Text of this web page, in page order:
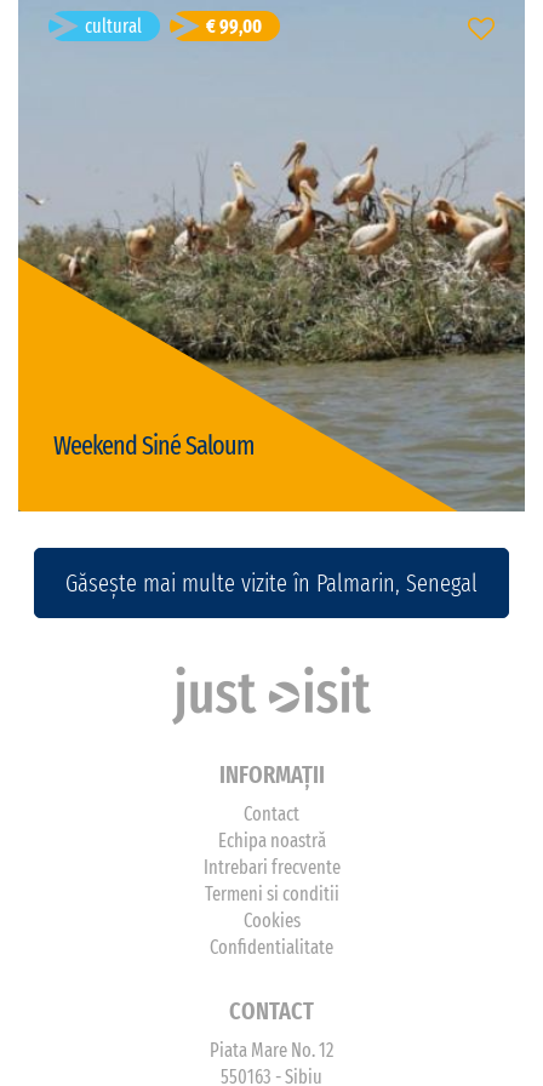
Weekend Siné Saloum
cultural € 99,00 Weekend Siné Saloum
Limba vizitei:
franceză
Tipul vizitei:
privat
Preț: € 99,00/persoană
(există discount-uri pentru grupuri)
cultural
gastronomie
activ & natura
Găsește mai multe vizite în Palmarin, Senegal
INFORMAȚII
Contact
Echipa noastră
Intrebari frecvente
Termeni si conditii
Cookies
Confidentialitate
CONTACT
Piata Mare No. 12
550163 - Sibiu